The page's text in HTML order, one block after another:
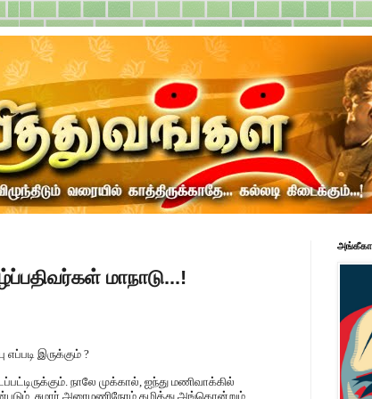
மாநாடு...!
இருக்கும் ?
நாலே முக்கால், ஐந்து மணிவாக்கில்
சுமார் அரைமணிநேரம் கழித்து அங்கொன்றும்